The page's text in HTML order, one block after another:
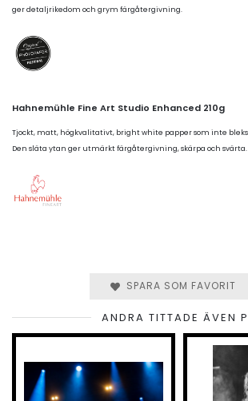
ger detaljrikedom och grym färgåtergivning.
Hahnemühle Fine Art Studio Enhanced 210g
Tjockt, matt, högkvalitativt, bright white papper som inte
Den släta ytan ger utmärkt färgåtergivning, skärpa och svärta.
SPARA SOM FAVORIT
ANDRA TITTADE ÄVEN